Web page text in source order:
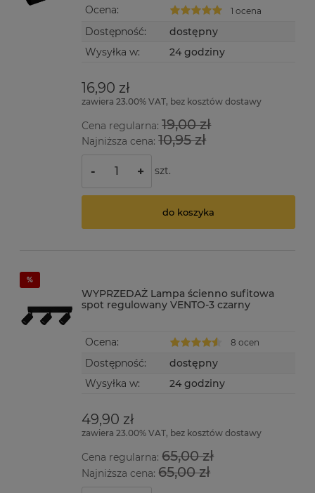
Ocena: 1 ocena
Dostępność:
dostępny
Wysyłka w:
24 godziny
16,90 zł
zawiera 23.00% VAT, bez kosztów dostawy
Cena regularna:19,00 zł
Najniższa cena:10,95 zł
- + szt.
do koszyka
WYPRZEDAŻ Lampa ścienno sufitowa
spot regulowany VENTO-3 czarny
Ocena: 8 ocen
Dostępność:
dostępny
Wysyłka w:
24 godziny
49,90 zł
zawiera 23.00% VAT, bez kosztów dostawy
Cena regularna:65,00 zł
Najniższa cena:65,00 zł